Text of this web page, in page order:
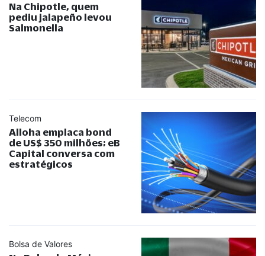
Na Chipotle, quem
pediu jalapeño levou
Salmonella
Telecom
Alloha emplaca bond
de US$ 350 milhões; eB
Capital conversa com
estratégicos
Bolsa de Valores